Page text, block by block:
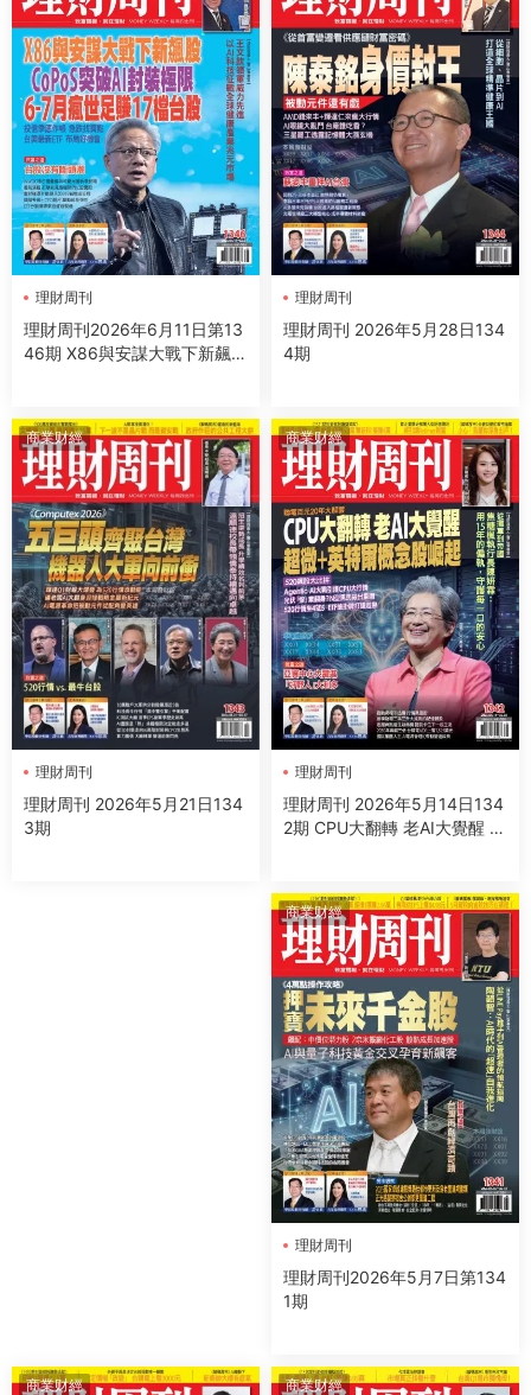
理財周刊
理財周刊2026年6月11日第13
46期 X86與安謀大戰下新飆股
理財周刊
理財周刊 2026年5月28日134
4期
商業财經
理財周刊
理財周刊 2026年5月21日134
3期
商業财經
理財周刊
理財周刊 2026年5月14日134
2期 CPU大翻轉 老AI大覺醒 超
商業财經
理財周刊
理財周刊2026年5月7日第134
1期
商業财經 商業财經